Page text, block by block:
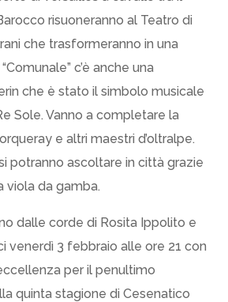
risuoneranno al Teatro di
che trasformeranno in una
c’è anche una
che è stato il simbolo musicale
Sole. Vanno a completare la
e altri maestri d’oltralpe.
potranno ascoltare in città grazie
viola da gamba.
dalle corde di Rosita Ippolito e
venerdì 3 febbraio alle ore 21 con
per il penultimo
quinta stagione di Cesenatico